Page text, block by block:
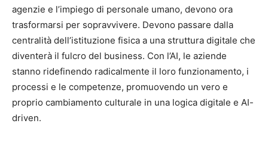
agenzie e l’impiego di personale umano, devono ora
trasformarsi per sopravvivere. Devono passare dalla
centralità dell’istituzione fisica a una struttura digitale che
diventerà il fulcro del business. Con l’AI, le aziende
stanno ridefinendo radicalmente il loro funzionamento, i
processi e le competenze, promuovendo un vero e
proprio cambiamento culturale in una logica digitale e AI-
driven.